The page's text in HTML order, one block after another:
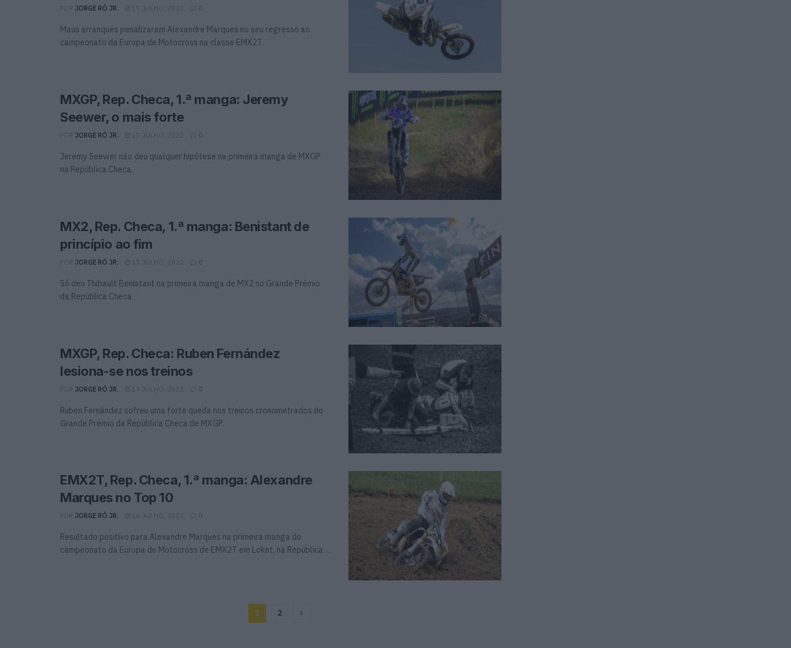
JORGE RÓ JR. 17 JULHO, 2022 0
Maus arranques penalizaram Alexandre Marques no seu regresso ao
campeonato da Europa de Motocross na classe EMX2T.
MXGP, Rep. Checa, 1.ª manga: Jeremy
Seewer, o mais forte
JORGE RÓ JR. 17 JULHO, 2022 0
Jeremy Seewer não deu qualquer hipótese na primeira manga de MXGP
na República Checa.
MX2, Rep. Checa, 1.ª manga: Benistant de
princípio ao fim
JORGE RÓ JR. 17 JULHO, 2022 0
Só deu Thibault Benistant na primeira manga de MX2 no Grande Prémio
da República Checa.
MXGP, Rep. Checa: Ruben Fernández
lesiona-se nos treinos
JORGE RÓ JR. 17 JULHO, 2022 0
Ruben Fernández sofreu uma forte queda nos treinos cronometrados do
Grande Prémio da República Checa de MXGP.
EMX2T, Rep. Checa, 1.ª manga: Alexandre
Marques no Top 10
JORGE RÓ JR. 16 JULHO, 2022 0
Resultado positivo para Alexandre Marques na primeira manga do
campeonato da Europa de Motocross de EMX2T em Loket, na República ...
1 2